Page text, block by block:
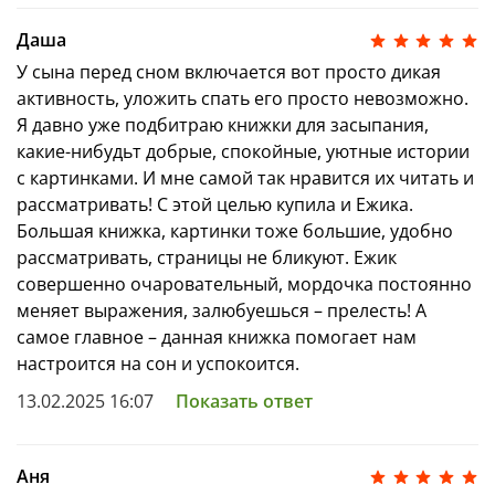
Красивые успокаивающие иллюстрации
Милый герой — Ежик
Популярный автор — Елена Ульева
Возраст 1–3 года
Даша
У сына перед сном включается вот просто дикая
активность, уложить спать его просто невозможно.
Я давно уже подбитраю книжки для засыпания,
какие-нибудьт добрые, спокойные, уютные истории
с картинками. И мне самой так нравится их читать и
рассматривать! С этой целью купила и Ежика.
Большая книжка, картинки тоже большие, удобно
рассматривать, страницы не бликуют. Ежик
совершенно очаровательный, мордочка постоянно
меняет выражения, залюбуешься – прелесть! А
самое главное – данная книжка помогает нам
настроится на сон и успокоится.
13.02.2025 16:07
Показать ответ
Аня